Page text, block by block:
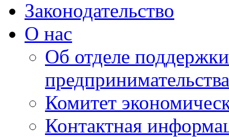
Законодательство
О нас
Об отделе
предпринимательства
Комитет
Контактная